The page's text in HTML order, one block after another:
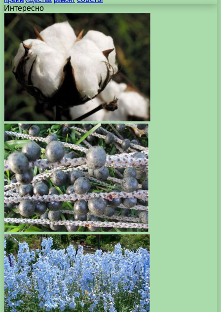
Интересно